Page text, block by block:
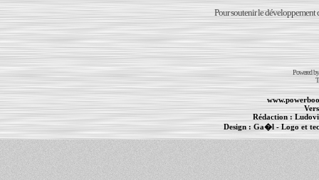
Pour soutenir le développement
Powered
Rédaction :
Design :Ga�l- Logo et
PowerBook